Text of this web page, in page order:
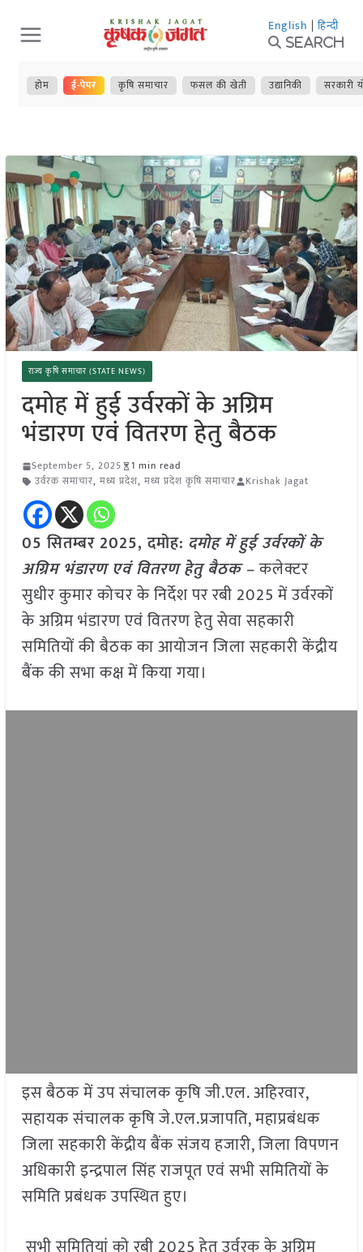
Skip
to
content
English | हिन्दी
Search
होम ई-पेपर कृषि समाचार फसल की खेती उद्यानिकी सरकारी
राज्य कृषि समाचार (STATE NEWS)
दमोह में हुई उर्वरकों के अग्रिम
भंडारण एवं वितरण हेतु बैठक
September 5, 2025
1 min read
उर्वरक समाचार, मध्य प्रदेश, मध्य प्रदेश कृषि समाचार Krishak Jagat
05 सितम्बर 2025,दमोह: दमोह में हुई उर्वरकों के
अग्रिम भंडारण एवं वितरण हेतु बैठक –कलेक्टर
सुधीर कुमार कोचर के निर्देश पर रबी 2025 में उर्वरकों
के अग्रिम भंडारण एवं वितरण हेतु सेवा सहकारी
समितियों की बैठक का आयोजन जिला सहकारी केंद्रीय
बैंक की सभा कक्ष में किया गया।
इस बैठक में उप संचालक कृषि जी.एल. अहिरवार,
सहायक संचालक कृषि जे.एल.प्रजापति, महाप्रबंधक
जिला सहकारी केंद्रीय बैंक संजय हजारी, जिला विपणन
अधिकारी इन्द्रपाल सिंह राजपूत एवं सभी समितियों के
समिति प्रबंधक उपस्थित हुए।